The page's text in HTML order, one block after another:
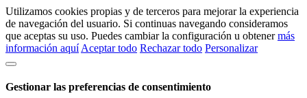
Utilizamos cookies propias y de terceros para mejorar la experiencia
de navegación del usuario. Si continuas navegando consideramos
que aceptas su uso. Puedes cambiar la configuración u obtenermás
información aquí Aceptar todo Rechazar todo Personalizar
Gestionar las preferencias de consentimiento